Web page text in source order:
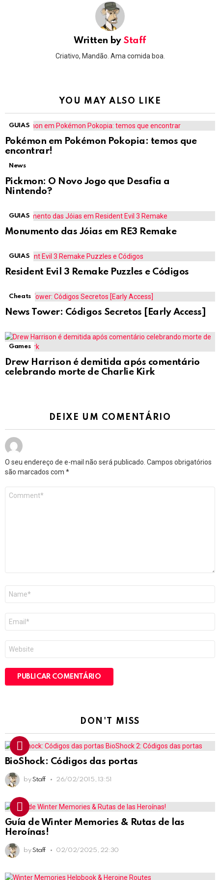
Written by Staff
Criativo, Mandão. Ama comida boa.
YOU MAY ALSO LIKE
GUIAS
Pokémon em Pokémon Pokopia: temos que
encontrar!
News
Pickmon: O Novo Jogo que Desafia a
Nintendo?
GUIAS
Monumento das Jóias em RE3 Remake
GUIAS
Resident Evil 3 Remake Puzzles e Códigos
Cheats
News Tower: Códigos Secretos [Early Access]
Games
Drew Harrison é demitida após comentário
celebrando morte de Charlie Kirk
DEIXE UM COMENTÁRIO
O seu endereço de e-mail não será publicado. Campos obrigatórios
são marcados com *
mail
*
DON'T MISS
BioShock: Códigos das portas
by Staff 26/02/2015, 13:51
Guía de Winter Memories & Rutas de las
Heroínas!
by Staff 02/02/2025, 22:30